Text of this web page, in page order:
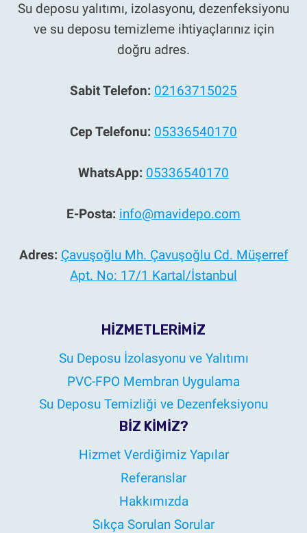
Su deposu yalıtımı, izolasyonu, dezenfeksiyonu
ve su deposu temizleme ihtiyaçlarınız için
doğru adres.
Sabit Telefon: 02163715025
Cep Telefonu: 05336540170
WhatsApp: 05336540170
E-Posta: info@mavidepo.com
Adres: Çavuşoğlu Mh. Çavuşoğlu Cd. Müşerref
Apt. No: 17/1 Kartal/İstanbul
HIZMETLERIMIZ
Su Deposu İzolasyonu ve Yalıtımı
PVC-FPO Membran Uygulama
Su Deposu Temizliği ve Dezenfeksiyonu
BIZ KIMIZ?
Hizmet Verdiğimiz Yapılar
Referanslar
Hakkımızda
Sıkça Sorulan Sorular